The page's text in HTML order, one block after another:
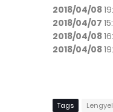
2018/04/08
2018/04/07
2018/04/08
2018/04/08
Tags